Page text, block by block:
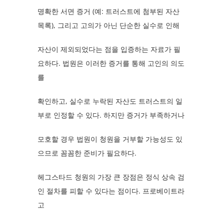
명확한 서면 증거 (예: 트러스트에 첨부된 자산
목록), 그리고 고의가 아닌 단순한 실수로 인해
자산이 제외되었다는 점을 입증하는 자료가 필
요하다. 법원은 이러한 증거를 통해 고인의 의도
를
확인하고, 실수로 누락된 자산도 트러스트의 일
부로 인정할 수 있다. 하지만 증거가 부족하거나
모호할 경우 법원이 청원을 거부할 가능성도 있
으므로 꼼꼼한 준비가 필요하다.
헤그스타드 청원의 가장 큰 장점은 정식 상속 검
인 절차를 피할 수 있다는 점이다. 프로베이트라
고